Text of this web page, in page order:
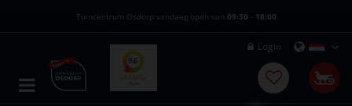
Tuincentrum Osdorp vandaag open van 09:30 - 18:00
Login